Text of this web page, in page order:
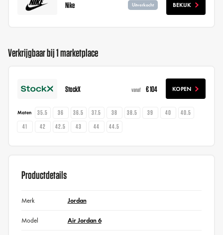
Nike Uitverkocht BEKIJK
Verkrijgbaar bij 1 marketplace
StockX vanaf € 104 KOPEN
Maten 35.5 36 36.5 37.5 38 38.5 39 40
40.5
41
42 42.5 43 44 44.5
Productdetails
Merk Jordan
Model Air Jordan 6